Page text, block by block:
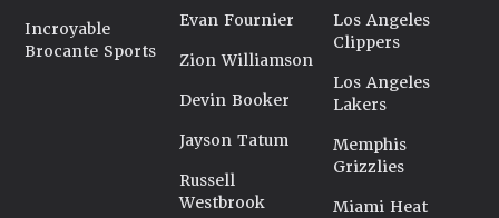
Incroyable
Brocante Sports
Evan Fournier
Zion Williamson
Devin Booker
Jayson Tatum
Russell
Westbrook
Los Angeles
Clippers
Los Angeles
Lakers
Memphis
Grizzlies
Miami Heat